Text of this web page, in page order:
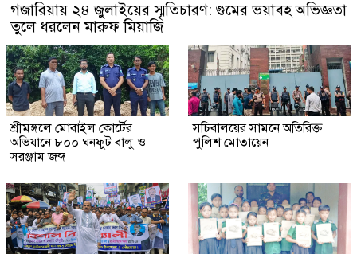
গজারিয়ায় ২৪ জুলাইয়ের স্মৃতিচারণ: গুমের ভয়াবহ অভিজ্ঞতা
তুলে ধরলেন মারুফ মিয়াজি
শ্রীমঙ্গলে মোবাইল কোর্টের
অভিযানে ৮০০ ঘনফুট বালু ও
সরঞ্জাম জব্দ
সচিবালয়ের সামনে অতিরিক্ত
পুলিশ মোতায়েন